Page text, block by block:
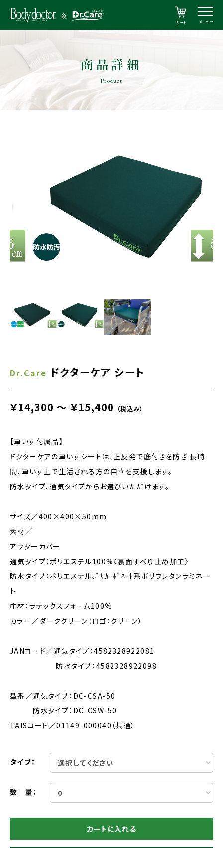
カート メニュー
商品詳細
Product
Dr.Care ドクターケア シート
￥14,300 ～ ￥15,400 （税込み）
【車いす付属品】
ドクターケアの車いすシートは、正反発で底付きを防ぎ 長時
間、車いす上で生活される方の自立を支援します。
防水タイプ、通気タイプからお選びいただけます。
サイズ／400×400×50mm
素材／
アウターカバー
通気タイプ：ポリエステル100%〈裏面すべり止め加工〉
防水タイプ：ポリエステルﾎﾟﾘｶｰﾎﾞﾈｰﾄ系ポリウレタンラミネー
ト
中材：ラテックスフォーム100％
カラー／ダークグリーン（ロゴ：グリーン）
JANコード／通気タイプ：4582328922081
防水タイプ：4582328922098
型番／通気タイプ：DC-CSA-50
防水タイプ：DC-CSW-50
TAISコード／01149-000040（共通）
タイプ：
数 量：
カートに入れる